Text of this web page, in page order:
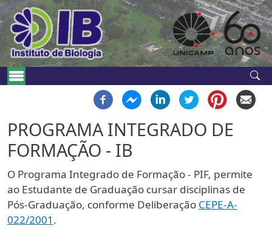
Pular para o conteúdo principal
Navegação principal
PROGRAMA INTEGRADO DE
FORMAÇÃO - IB
O Programa Integrado de Formação - PIF, permite
ao Estudante de Graduação cursar disciplinas de
Pós-Graduação, conforme Deliberação CEPE-A-
022/2001 .